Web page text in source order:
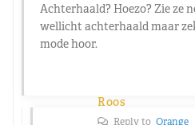
Achterhaald? Hoezo? Zie ze
wellicht achterhaald maar
mode hoor.
Roos
Reply to Orange